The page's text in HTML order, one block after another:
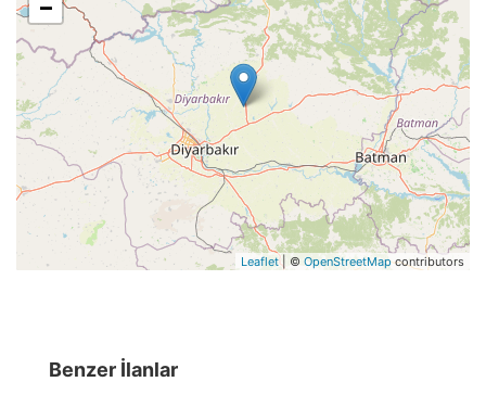
−
Leaflet| © OpenStreetMapcontributors
Benzer İlanlar